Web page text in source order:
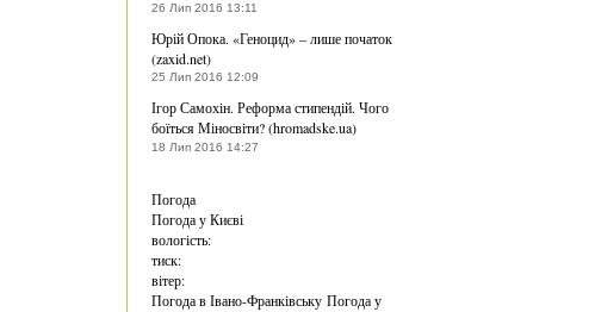
26 Лип 2016 13:11
Юрій Опока. «Геноцид» – лише початок
(zaxid.net)
25 Лип 2016 12:09
Ігор Самохін. Реформа стипендій. Чого
боїться Міносвіти? (hromadske.ua)
18 Лип 2016 14:27
Погода
Погода уКиєві
вологість:
тиск:
вітер:
Погода в Івано-Франківську Погода у